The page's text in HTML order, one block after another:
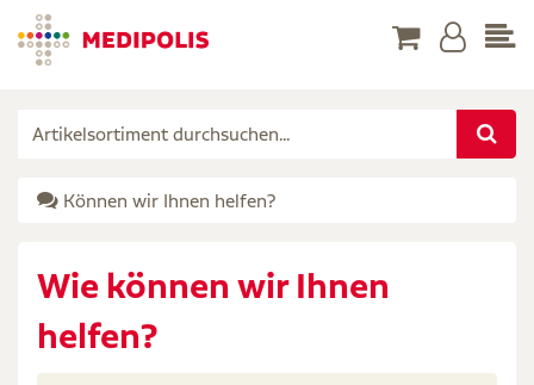
Können wir Ihnen helfen?
Wie können wir Ihnen
helfen?